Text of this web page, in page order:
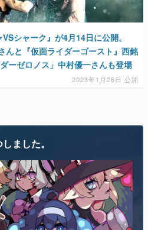
んと『仮面ライダーゴースト』西銘
ーゼロノス」中村優一さんも登場
2023年1月26日 公開